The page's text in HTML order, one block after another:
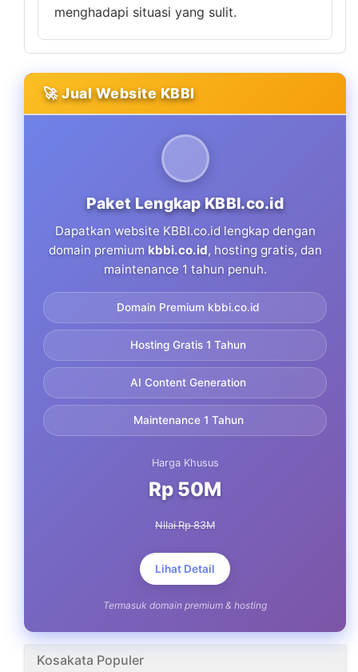
menghadapi situasi yang sulit.
🚀 Jual Website KBBI
Paket Lengkap KBBI.co.id
Dapatkan website KBBI.co.id lengkap dengan
domain premium kbbi.co.id, hosting gratis, dan
maintenance 1 tahun penuh.
Domain Premium kbbi.co.id
Hosting Gratis 1 Tahun
AI Content Generation
Maintenance 1 Tahun
Harga Khusus
Rp 50M
Nilai Rp 83M
Lihat Detail
Termasuk domain premium & hosting
Kosakata Populer